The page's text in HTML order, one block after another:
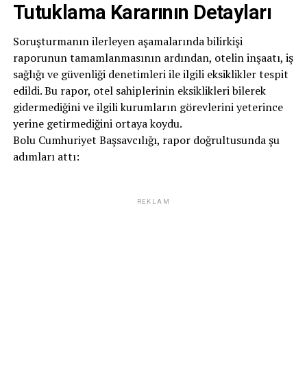
Tutuklama Kararının Detayları
Soruşturmanın ilerleyen aşamalarında bilirkişi
raporunun tamamlanmasının ardından, otelin inşaatı, iş
sağlığı ve güvenliği denetimleri ile ilgili eksiklikler tespit
edildi. Bu rapor, otel sahiplerinin eksiklikleri bilerek
gidermediğini ve ilgili kurumların görevlerini yeterince
yerine getirmediğini ortaya koydu.
Bolu Cumhuriyet Başsavcılığı, rapor doğrultusunda şu
adımları attı:
REKLAM